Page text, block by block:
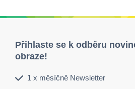
Přihlaste se k odběru
obraze!
1 x měsíčně Newsletter